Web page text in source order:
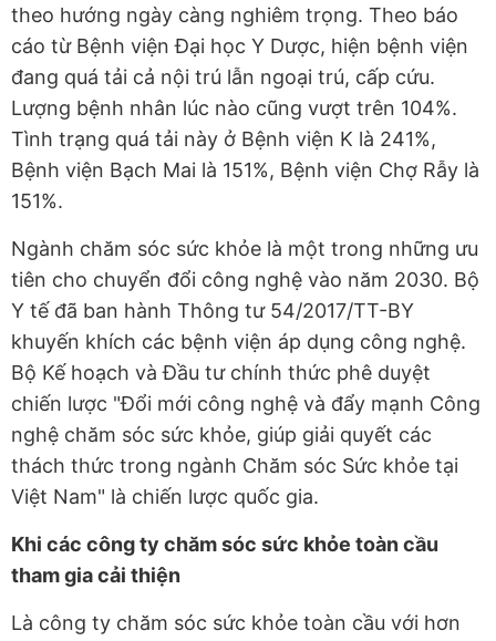
theo hướng ngày càng nghiêm trọng. Theo báo
cáo từ Bệnh viện Đại học Y Dược, hiện bệnh viện
đang quá tải cả nội trú lẫn ngoại trú, cấp cứu.
Lượng bệnh nhân lúc nào cũng vượt trên 104%.
Tình trạng quá tải này ở Bệnh viện K là 241%,
Bệnh viện Bạch Mai là 151%, Bệnh viện Chợ Rẫy là
151%.
Ngành chăm sóc sức khỏe là một trong những ưu
tiên cho chuyển đổi công nghệ vào năm 2030. Bộ
Y tế đã ban hành Thông tư 54/2017/TT-BY
khuyến khích các bệnh viện áp dụng công nghệ.
Bộ Kế hoạch và Đầu tư chính thức phê duyệt
chiến lược "Đổi mới công nghệ và đẩy mạnh Công
nghệ chăm sóc sức khỏe, giúp giải quyết các
thách thức trong ngành Chăm sóc Sức khỏe tại
Việt Nam" là chiến lược quốc gia.
Khi các công ty chăm sóc sức khỏe toàn cầu
tham gia cải thiện
Là công ty chăm sóc sức khỏe toàn cầu với hơn